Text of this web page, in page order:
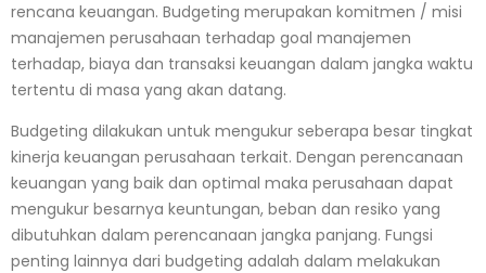
rencana keuangan. Budgeting merupakan komitmen / misi
manajemen perusahaan terhadap goal manajemen
terhadap, biaya dan transaksi keuangan dalam jangka waktu
tertentu di masa yang akan datang.
Budgeting dilakukan untuk mengukur seberapa besar tingkat
kinerja keuangan perusahaan terkait. Dengan perencanaan
keuangan yang baik dan optimal maka perusahaan dapat
mengukur besarnya keuntungan, beban dan resiko yang
dibutuhkan dalam perencanaan jangka panjang. Fungsi
penting lainnya dari budgeting adalah dalam melakukan